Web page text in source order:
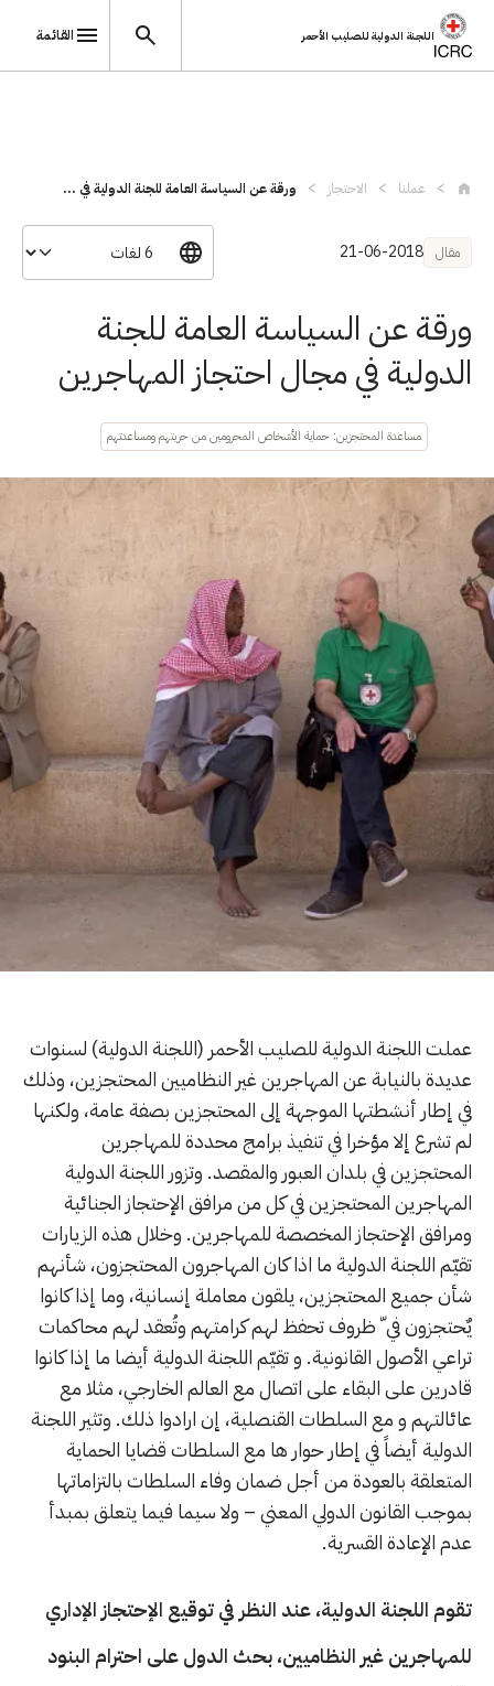
اللجنة الدولية للصليب الأحمر القائمة
عملنا الاحتجاز ورقة عن السياسة العامة للجنة الدولية في ...
مقال 21-06-2018
ورقة عن السياسة العامة للجنة
الدولية في مجال احتجاز المهاجرين
مساعدة المحتجزين: حماية الأشخاص المحرومين من حريتهم ومساعدتهم
عملت اللجنة الدولية للصليب الأحمر (اللجنة الدولية) لسنوات
عديدة بالنيابة عن المهاجرين غير النظاميين المحتجزين، وذلك
في إطار أنشطتها الموجهة إلى المحتجزين بصفة عامة، ولكنها
لم تشرع إلا مؤخرا في تنفيذ برامج محددة للمهاجرين
المحتجزين في بلدان العبور والمقصد. وتزور اللجنة الدولية
المهاجرين المحتجزين في كل من مرافق الإحتجاز الجنائية
ومرافق الإحتجاز المخصصة للمهاجرين. وخلال هذه الزيارات
تقيّم اللجنة الدولية ما اذا كان المهاجرون المحتجزون، شأنهم
شأن جميع المحتجزين، يلقون معاملة إنسانية، وما إذا كانوا
يٌحتجزون في ّ ظروف تحفظ لهم كرامتهم وتُعقد لهم محاكمات
تراعي الأصول القانونية. و تقيّم اللجنة الدولية أيضا ما إذا كانوا
قادرين على البقاء على اتصال مع العالم الخارجي، مثلا مع
عائالتهم و مع السلطات القنصلية، إن ارادوا ذلك. وتثير اللجنة
الدولية أيضاً في إطار حوار ها مع السلطات قضايا الحماية
المتعلقة بالعودة من أجل ضمان وفاء السلطات بالتزاماتها
بموجب القانون الدولي المعني – ولا سيما فيما يتعلق بمبدأ
عدم الإعادة القسرية.
تقوم اللجنة الدولية، عند النظر في توقيع الإحتجاز الإداري
للمهاجرين غير النظاميين، بحث الدول على احترام البنود